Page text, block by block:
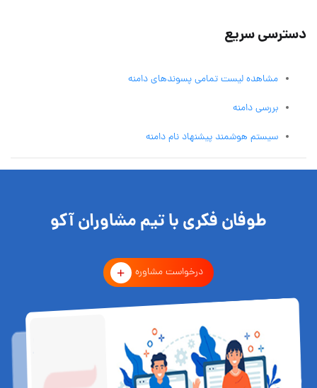
دسترسی سریع
مشاهده لیست تمامی پسوندهای دامنه
بررسی دامنه
سیستم هوشمند پیشنهاد نام دامنه
طوفان فکری با تیم مشاوران آکو
درخواست مشاوره